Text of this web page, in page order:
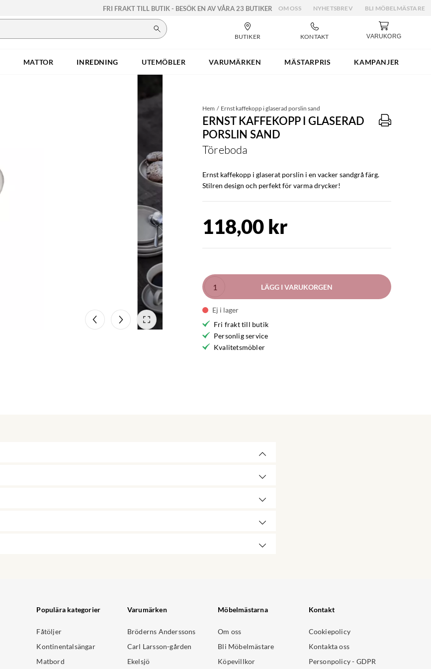
FRI FRAKT TILL BUTIK - BESÖK EN AV VÅRA 23 BUTIKER OM OSS NYHETSBREV BLI MÖBELMÄSTARE
BUTIKER KONTAKT VARUKORG
MATTOR INREDNING UTEMÖBLER VARUMÄRKEN MÄSTARPRIS KAMPANJER
Hem Ernst kaffekopp i glaserad porslin sand
ERNST KAFFEKOPP I GLASERAD
PORSLIN SAND
Töreboda
Ernst kaffekopp i glaserat porslin i en vacker sandgrå färg.
Stilren design och perfekt för varma drycker!
118,00 kr
LÄGG I VARUKORGEN
Ej i lager
Fri frakt till butik
Personlig service
Kvalitetsmöbler
Populära kategorier
Fåtöljer
Kontinentalsängar
Matbord
Varumärken
Bröderns Anderssons
Carl Larsson-gården
Ekelsjö
Möbelmästarna
Om oss
Bli Möbelmästare
Köpevillkor
Kontakt
Cookiepolicy
Kontakta oss
Personpolicy - GDPR